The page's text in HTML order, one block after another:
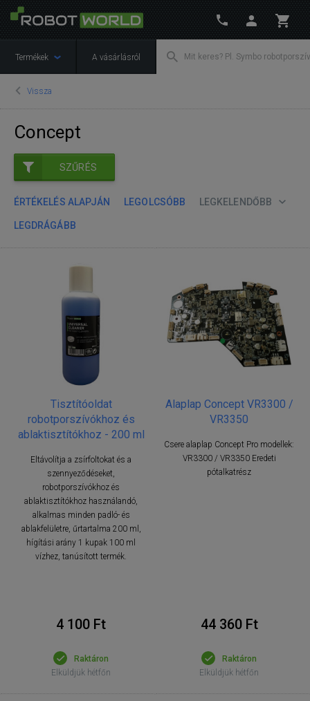
Termékek A vásárlásról
Vissza
Concept
SZŰRÉS
ÉRTÉKELÉS ALAPJÁN LEGOLCSÓBB LEGKELENDŐBB
LEGDRÁGÁBB
Tisztítóoldat
robotporszívókhoz és
ablaktisztítókhoz - 200 ml
Eltávolítja a zsírfoltokat és a
szennyeződéseket,
robotporszívókhoz és
ablaktisztítókhoz használandó,
alkalmas minden padló- és
ablakfelületre, űrtartalma 200 ml,
hígítási arány 1 kupak 100 ml
vízhez, tanúsított termék.
4 100 Ft
Raktáron
Elküldjük hétfőn
Alaplap Concept VR3300 /
VR3350
Csere alaplap Concept Pro modellek:
VR3300 / VR3350 Eredeti
pótalkatrész
44 360 Ft
Raktáron
Elküldjük hétfőn